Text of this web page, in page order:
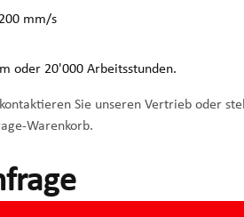
mm/s
oder 20'000 Arbeitsstunden.
Sie unseren Vertrieb oder
Warenkorb.